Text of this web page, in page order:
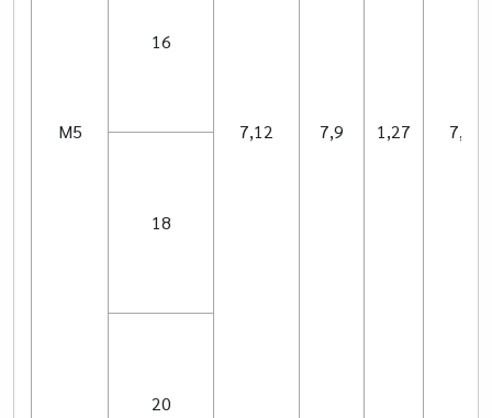
M5 7,12 7,9 1,27 7,14
16
18
20